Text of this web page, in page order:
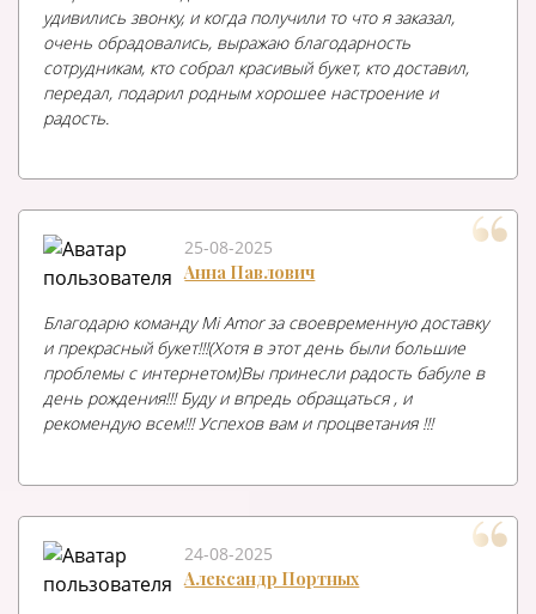
удивились звонку, и когда получили то что я заказал,
очень обрадовались, выражаю благодарность
сотрудникам, кто собрал красивый букет, кто доставил,
передал, подарил родным хорошее настроение и
радость.
25-08-2025
Анна Павлович
Благодарю команду Mi Amor за своевременную доставку
и прекрасный букет!!!(Хотя в этот день были большие
проблемы с интернетом)Вы принесли радость бабуле в
день рождения!!! Буду и впредь обращаться , и
рекомендую всем!!! Успехов вам и процветания !!!
24-08-2025
Александр Портных